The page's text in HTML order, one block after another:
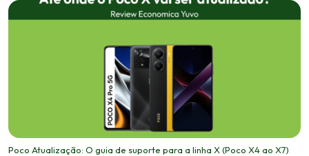
Poco Atualização: O guia de suporte para a linha X (Poco X4 ao X7)